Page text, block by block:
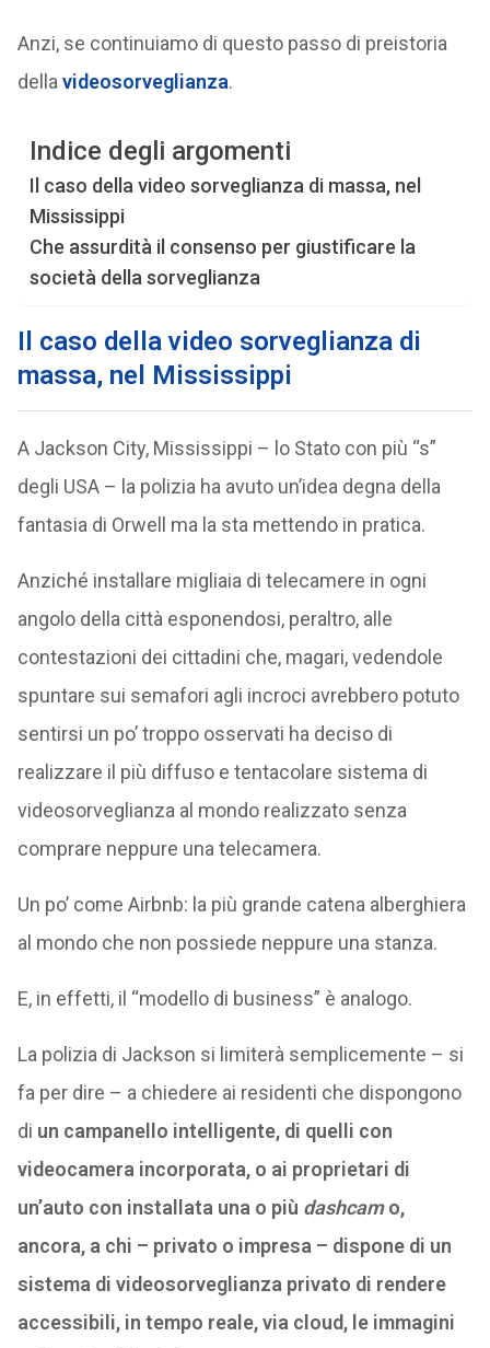
Anzi, se continuiamo di questo passo di preistoria
della videosorveglianza.
Indice degli argomenti
Il caso della video sorveglianza di massa, nel
Mississippi
Che assurdità il consenso per giustificare la
società della sorveglianza
Il caso della video sorveglianza di
massa, nel Mississippi
A Jackson City, Mississippi – lo Stato con più “s”
degli USA – la polizia ha avuto un’idea degna della
fantasia di Orwell ma la sta mettendo in pratica.
Anziché installare migliaia di telecamere in ogni
angolo della città esponendosi, peraltro, alle
contestazioni dei cittadini che, magari, vedendole
spuntare sui semafori agli incroci avrebbero potuto
sentirsi un po’ troppo osservati ha deciso di
realizzare il più diffuso e tentacolare sistema di
videosorveglianza al mondo realizzato senza
comprare neppure una telecamera.
Un po’ come Airbnb: la più grande catena alberghiera
al mondo che non possiede neppure una stanza.
E, in effetti, il “modello di business” è analogo.
La polizia di Jackson si limiterà semplicemente – si
fa per dire – a chiedere ai residenti che dispongono
di un campanello intelligente, di quelli con
videocamera incorporata, o ai proprietari di
un’auto con installata una o più dashcamo,
ancora, a chi – privato o impresa – dispone di un
sistema di videosorveglianza privato di rendere
accessibili, in tempo reale, via cloud, le immagini